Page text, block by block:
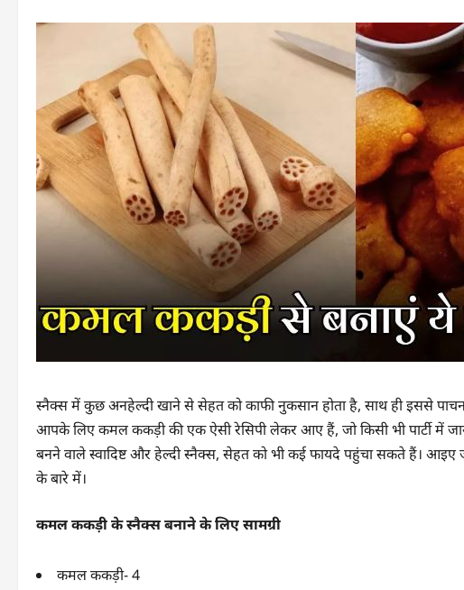
स्नैक्स में कुछ अनहेल्दी खाने से सेहत को काफी नुकसान होता है, साथ ही इससे
आपके लिए कमल ककड़ी की एक ऐसी रेसिपी लेकर आए हैं, जो किसी भी पार्टी में
बनने वाले स्वादिष्ट और हेल्दी स्नैक्स, सेहत को भी कई फायदे पहुंचा सकते हैं।
के बारे में।
कमल ककड़ी के स्नैक्स बनाने के लिए सामग्री
कमल ककड़ी- 4